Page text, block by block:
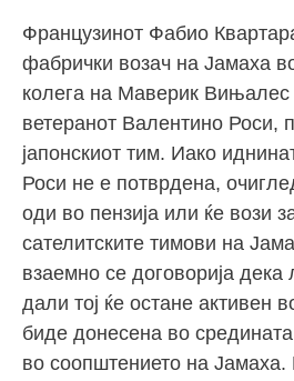
Французинот Фабио
фабрички возач на Јамаха
колега на Маверик Вињалес
ветеранот Валентино Роси,
јапонскиот тим. Иако
Роси не е потврдена,
оди во пензија или ќе вози
сателитските тимови на
взаемно се договорија дека
дали тој ќе остане активен
биде донесена во
во соопштението на